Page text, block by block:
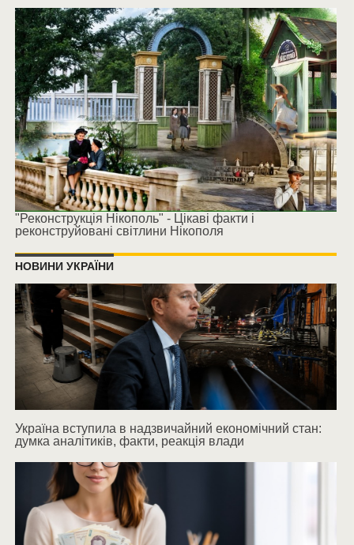
"Реконструкція Нікополь" - Цікаві факти і
реконструйовані світлини Нікополя
НОВИНИ УКРАЇНИ
Україна вступила в надзвичайний економічний стан:
думка аналітиків, факти, реакція влади